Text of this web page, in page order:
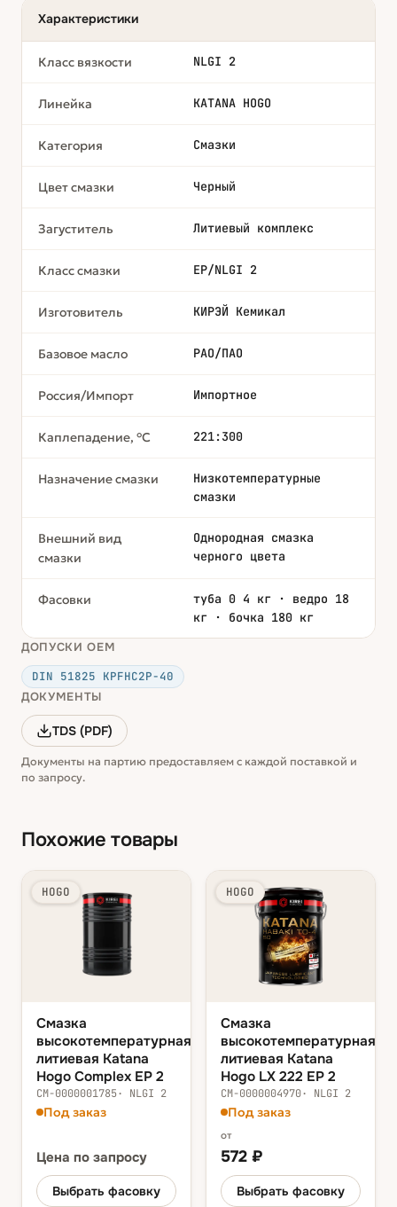
Характеристики
Класс вязкости NLGI 2
Линейка KATANA HOGO
Категория Смазки
Цвет смазки Черный
Загуститель Литиевый комплекс
Класс смазки EP/NLGI 2
Изготовитель КИРЭЙ Кемикал
Базовое масло PAO/ПАО
Россия/Импорт Импортное
Каплепадение, °С 221:300
Назначение смазки
Низкотемпературные
смазки
Внешний вид
смазки
Однородная смазка
черного цвета
Фасовки
туба 0 4 кг · ведро 18
кг · бочка 180 кг
ДОПУСКИ OEM
DIN 51825 KPFHC2P-40
ДОКУМЕНТЫ
TDS (PDF)
Документы на партию предоставляем с каждой поставкой и
по запросу.
Похожие товары
HOGO
Смазка
высокотемпературная
литиевая Katana
Hogo Complex EP 2
СМ-0000001785· NLGI 2
Под заказ
Цена по запросу
Выбрать фасовку
HOGO
Смазка
высокотемпературная
литиевая Katana
Hogo LX 222 EP 2
СМ-0000004970· NLGI 2
Под заказ
от
572 ₽
Выбрать фасовку